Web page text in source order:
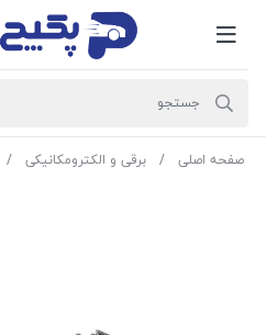
صفحه اصلی برقی و الکترومکانیکی